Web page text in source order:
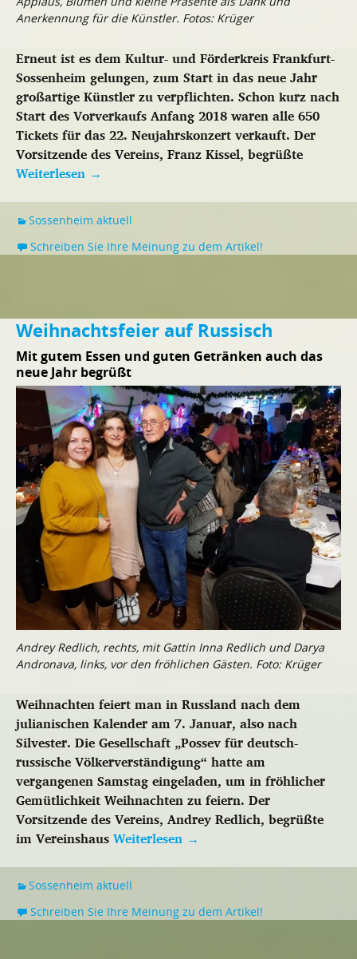
Anerkennung für die Künstler. Fotos: Krüger
Erneut ist es dem Kultur- und Förderkreis Frankfurt-
Sossenheim gelungen, zum Start in das neue Jahr
großartige Künstler zu verpflichten. Schon kurz nach
Start des Vorverkaufs Anfang 2018 waren alle 650
Tickets für das 22. Neujahrskonzert verkauft. Der
Vorsitzende des Vereins, Franz Kissel, begrüßte
Weiterlesen →
Sossenheim aktuell
Schreiben Sie Ihre Meinung zu dem Artikel!
Weihnachtsfeier auf Russisch
Mit gutem Essen und guten Getränken auch das
neue Jahr begrüßt
Andrey Redlich, rechts, mit Gattin Inna Redlich und Darya
Andronava, links, vor den fröhlichen Gästen. Foto: Krüger
Weihnachten feiert man in Russland nach dem
julianischen Kalender am 7. Januar, also nach
Silvester. Die Gesellschaft „Possev für deutsch-
russische Völkerverständigung“ hatte am
vergangenen Samstag eingeladen, um in fröhlicher
Gemütlichkeit Weihnachten zu feiern. Der
Vorsitzende des Vereins, Andrey Redlich, begrüßte
im VereinshausWeiterlesen →
Sossenheim aktuell
Schreiben Sie Ihre Meinung zu dem Artikel!